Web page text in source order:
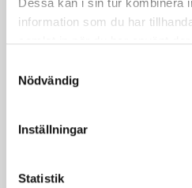
information som du har
samlat in när du har använt
Nödvändig
Inställningar
Statistik
Relaterade recept: